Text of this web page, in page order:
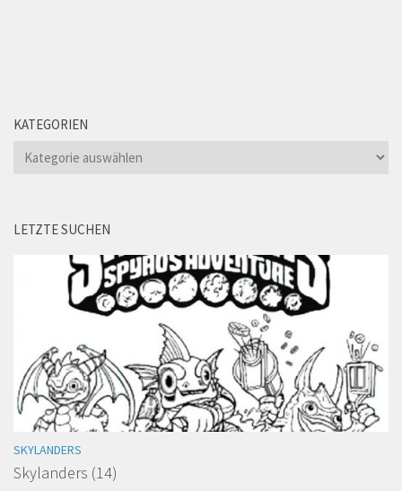
KATEGORIEN
Kategorien
LETZTE SUCHEN
SKYLANDERS
Skylanders (14)